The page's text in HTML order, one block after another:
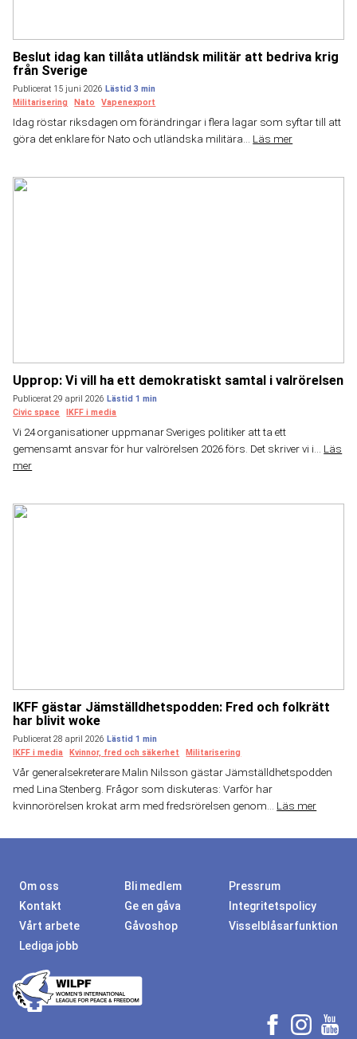
Beslut idag kan tillåta utländsk militär att bedriva krig
från Sverige
Publicerat 15 juni 2026
Militarisering
Nato Vapenexport
Idag röstar riksdagen om förändringar i flera lagar som syftar till att
göra det enklare för Nato och utländska militära... Läs mer
Upprop: Vi vill ha ett demokratiskt samtal i valrörelsen
Publicerat 29 april 2026
Civic space
IKFF i media
Vi 24 organisationer uppmanar Sveriges politiker att ta ett
gemensamt ansvar för hur valrörelsen 2026 förs. Det skriver vi i... Läs
mer
IKFF gästar Jämställdhetspodden: Fred och folkrätt
har blivit woke
Publicerat 28 april 2026
IKFF i media
Kvinnor, fred och säkerhet Militarisering
Vår generalsekreterare Malin Nilsson gästar Jämställdhetspodden
med Lina Stenberg. Frågor som diskuteras: Varför har
kvinnorörelsen krokat arm med fredsrörelsen genom... Läs mer
Om oss Bli medlem
Pressrum
Kontakt
Ge en gåva
Integritetspolicy
Vårt arbete
Gåvoshop
Visselblåsarfunktion
Lediga jobb